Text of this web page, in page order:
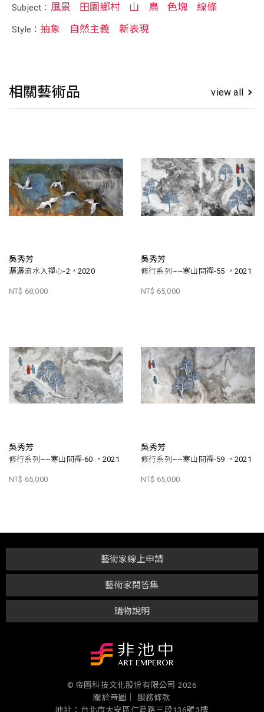
Subject： 風景 田園鄉村 山 鳥 色塊 線條
Style：抽象 自然主義 新表現
相關藝術品 view all
吳秀芳
潺潺流水入禪心-2，2020
NT$ 68,000
吳秀芳
修行系列~~寒山問禪-55 ，2021
NT$ 65,000
吳秀芳
修行系列~~寒山問禪-60 ，2021
NT$ 65,000
吳秀芳
修行系列~~寒山問禪-59 ，2021
NT$ 65,000
購物說明
藝術家問答集
藝術家線上申請
© 帝圖科技文化股份有限公司 2026
關於帝圖｜
服務條款
地址：台北市大安區仁愛路三段136號3樓